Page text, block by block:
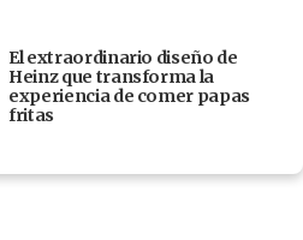
El extraordinario diseño de
Heinz que transforma la
experiencia de comer papas
fritas